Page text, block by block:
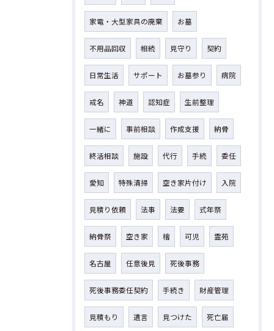
家電・大型家具の廃棄 お墓
不用品回収 相続 見守り 契約
日常生活 サポート お墓参り 病院
戒名 神道 認知症 生前整理
一緒に 事前相談 作成支援 納骨
終活相談 施設 代行 手続 委任
愛知 特殊清掃 空き家片付け 入院
見積り依頼 法事 法要 式年祭
納骨祭 空き家 檜 可児 霊苑
名古屋 任意後見 死後事務
死後事務委任契約 手続き 財産管理
見積もり 遺言 見つけた 死亡届